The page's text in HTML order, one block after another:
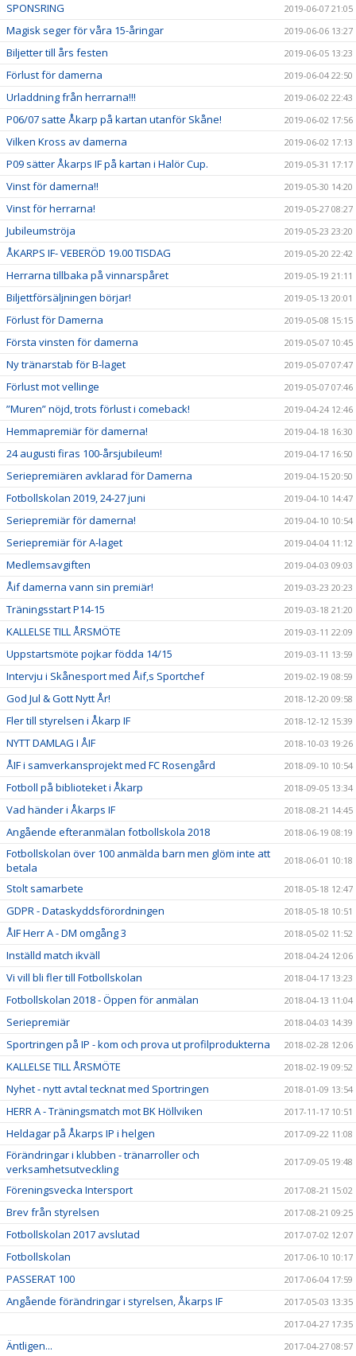
SPONSRING 2019-06-07 21:05
Magisk seger för våra 15-åringar 2019-06-06 13:27
Biljetter till års festen 2019-06-05 13:23
Förlust för damerna 2019-06-04 22:50
Urladdning från herrarna!!! 2019-06-02 22:43
P06/07 satte Åkarp på kartan utanför Skåne! 2019-06-02 17:56
Vilken Kross av damerna 2019-06-02 17:13
P09 sätter Åkarps IF på kartan i Halör Cup. 2019-05-31 17:17
Vinst för damerna!! 2019-05-30 14:20
Vinst för herrarna! 2019-05-27 08:27
Jubileumströja 2019-05-23 23:20
ÅKARPS IF- VEBERÖD 19.00 TISDAG 2019-05-20 22:42
Herrarna tillbaka på vinnarspåret 2019-05-19 21:11
Biljettförsäljningen börjar! 2019-05-13 20:01
Förlust för Damerna 2019-05-08 15:15
Första vinsten för damerna 2019-05-07 10:45
Ny tränarstab för B-laget 2019-05-07 07:47
Förlust mot vellinge 2019-05-07 07:46
”Muren” nöjd, trots förlust i comeback! 2019-04-24 12:46
Hemmapremiär för damerna! 2019-04-18 16:30
24 augusti firas 100-årsjubileum! 2019-04-17 16:50
Seriepremiären avklarad för Damerna 2019-04-15 20:50
Fotbollskolan 2019, 24-27 juni 2019-04-10 14:47
Seriepremiär för damerna! 2019-04-10 10:54
Seriepremiär för A-laget 2019-04-04 11:12
Medlemsavgiften 2019-04-03 09:03
Åif damerna vann sin premiär! 2019-03-23 20:23
Träningsstart P14-15 2019-03-18 21:20
KALLELSE TILL ÅRSMÖTE 2019-03-11 22:09
Uppstartsmöte pojkar födda 14/15 2019-03-11 13:59
Intervju i Skånesport med Åif,s Sportchef 2019-02-19 08:59
God Jul & Gott Nytt År! 2018-12-20 09:58
Fler till styrelsen i Åkarp IF 2018-12-12 15:39
NYTT DAMLAG I ÅIF 2018-10-03 19:26
ÅIF i samverkansprojekt med FC Rosengård 2018-09-10 10:54
Fotboll på biblioteket i Åkarp 2018-09-05 13:34
Vad händer i Åkarps IF 2018-08-21 14:45
Angående efteranmälan fotbollskola 2018 2018-06-19 08:19
Fotbollskolan över 100 anmälda barn men glöm inte att
betala
2018-06-01 10:18
Stolt samarbete 2018-05-18 12:47
GDPR - Dataskyddsförordningen 2018-05-18 10:51
ÅIF Herr A - DM omgång 3 2018-05-02 11:52
Inställd match ikväll 2018-04-24 12:06
Vi vill bli fler till Fotbollskolan 2018-04-17 13:23
Fotbollskolan 2018 - Öppen för anmälan 2018-04-13 11:04
Seriepremiär 2018-04-03 14:39
Sportringen på IP - kom och prova ut profilprodukterna 2018-02-28 12:06
KALLELSE TILL ÅRSMÖTE 2018-02-19 09:52
Nyhet - nytt avtal tecknat med Sportringen 2018-01-09 13:54
HERR A - Träningsmatch mot BK Höllviken 2017-11-17 10:51
Heldagar på Åkarps IP i helgen 2017-09-22 11:08
Förändringar i klubben - tränarroller och
verksamhetsutveckling
2017-09-05 19:48
Föreningsvecka Intersport 2017-08-21 15:02
Brev från styrelsen 2017-08-21 09:25
Fotbollskolan 2017 avslutad 2017-07-02 12:07
Fotbollskolan 2017-06-10 10:17
PASSERAT 100 2017-06-04 17:59
Angående förändringar i styrelsen, Åkarps IF
2017-05-03 13:35
2017-04-27 17:35
Äntligen... 2017-04-27 08:57